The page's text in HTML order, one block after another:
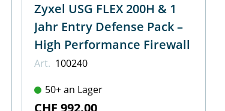
Zyxel USG FLEX 200H & 1
Jahr Entry Defense Pack –
High Performance Firewall
Art. 100240
50+ an Lager